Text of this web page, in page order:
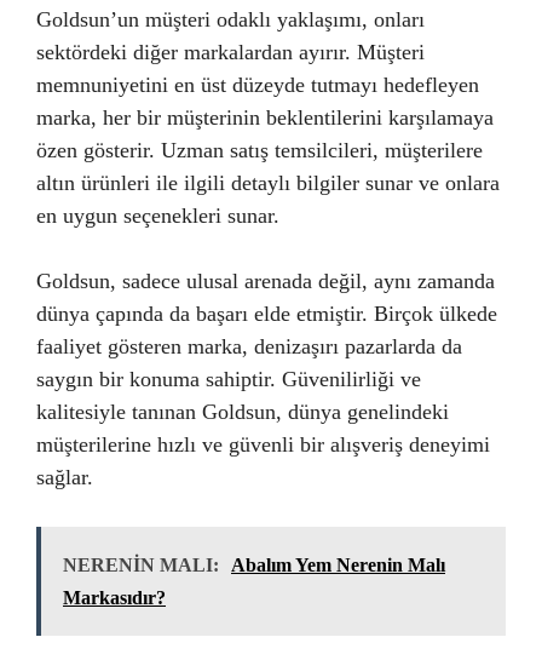
Goldsun’un müşteri odaklı yaklaşımı, onları
sektördeki diğer markalardan ayırır. Müşteri
memnuniyetini en üst düzeyde tutmayı hedefleyen
marka, her bir müşterinin beklentilerini karşılamaya
özen gösterir. Uzman satış temsilcileri, müşterilere
altın ürünleri ile ilgili detaylı bilgiler sunar ve onlara
en uygun seçenekleri sunar.
Goldsun, sadece ulusal arenada değil, aynı zamanda
dünya çapında da başarı elde etmiştir. Birçok ülkede
faaliyet gösteren marka, denizaşırı pazarlarda da
saygın bir konuma sahiptir. Güvenilirliği ve
kalitesiyle tanınan Goldsun, dünya genelindeki
müşterilerine hızlı ve güvenli bir alışveriş deneyimi
sağlar.
NERENİN MALI:
Abalım Yem Nerenin Malı
Markasıdır?